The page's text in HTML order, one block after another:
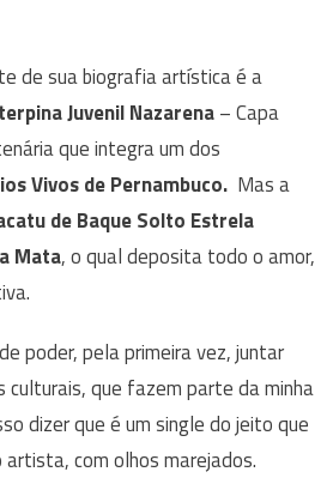
de sua biografia artística é a
Juvenil Nazarena– Capa
que integra um dos
Vivos de Pernambuco.Mas a
de Baque Solto Estrela
Mata, o qual deposita todo o amor,
poder, pela primeira vez, juntar
culturais, que fazem parte da minha
dizer que é um single do jeito que
artista, com olhos marejados.